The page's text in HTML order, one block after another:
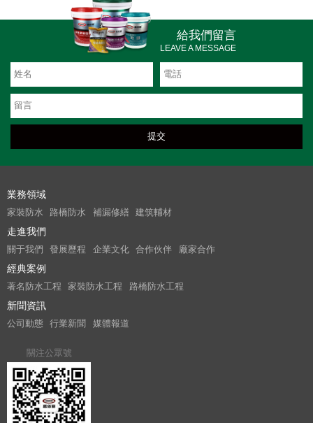
給我們留言
LEAVE A MESSAGE
業務領域
家裝防水 路橋防水 補漏修繕 建筑輔材
走進我們
關于我們 發展歷程 企業文化 合作伙伴 廠家合作
經典案例
著名防水工程 家裝防水工程 路橋防水工程
新聞資訊
公司動態 行業新聞 媒體報道
關注公眾號